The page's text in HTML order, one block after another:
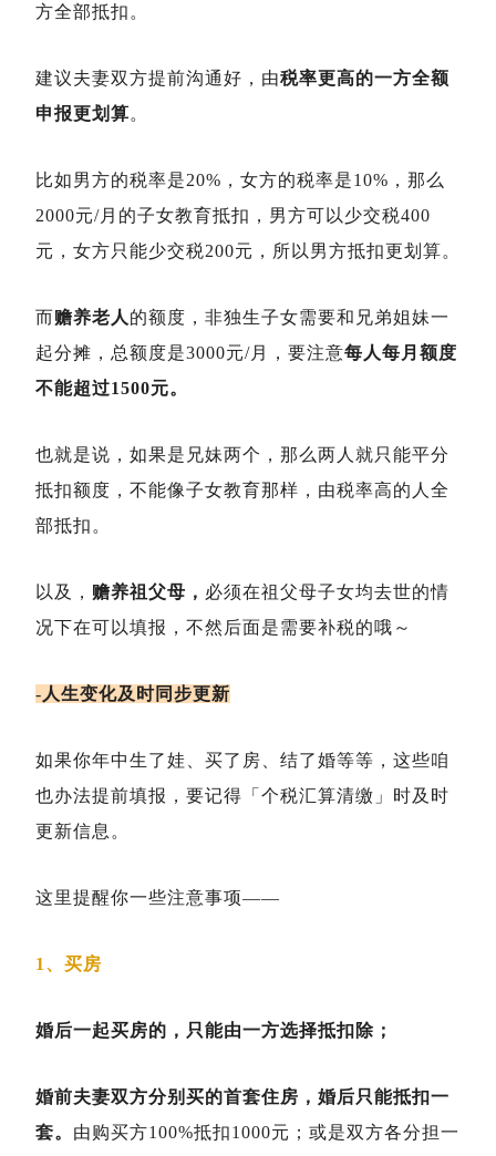
方全部抵扣。
建议夫妻双方提前沟通好，由税率更高的一方全额
申报更划算。
比如男方的税率是20%，女方的税率是10%，那么
2000元/月的子女教育抵扣，男方可以少交税400
元，女方只能少交税200元，所以男方抵扣更划算。
而赡养老人 的额度，非独生子女需要和兄弟姐妹一
起分摊，总额度是3000元/月，要注意每人每月额度
不能超过1500元。
也就是说，如果是兄妹两个，那么两人就只能平分
抵扣额度，不能像子女教育那样，由税率高的人全
部抵扣。
以及， 赡养祖父母， 必须在祖父母子女均去世的情
况下在可以填报，不然后面是需要补税的哦～
- 人生变化及时同步更新
如果你年中生了娃、买了房、结了婚等等，这些咱
也办法提前填报，要记得「个税汇算清缴」时及时
更新信息。
这里提醒你一些注意事项——
1、买房
婚后一起买房的，只能由一方选择抵扣除；
婚前夫妻双方分别买的首套住房，婚后只能抵扣一
套。 由购买方100%抵扣1000元；或是双方各分担一